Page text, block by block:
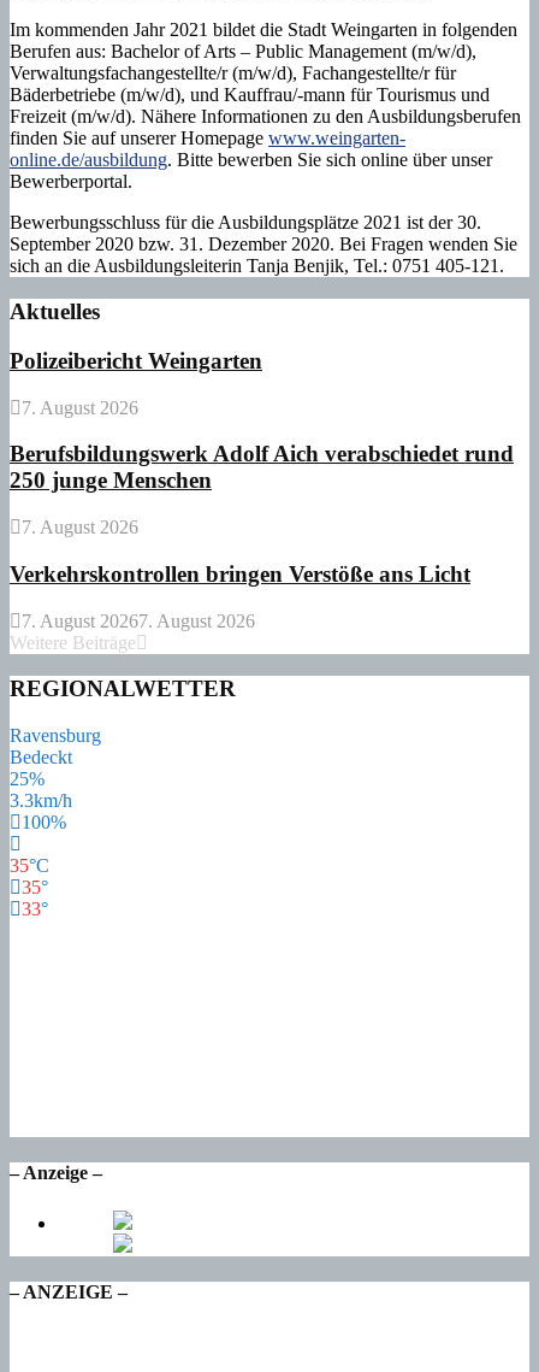
Im kommenden Jahr 2021 bildet die Stadt Weingarten in folgenden
Berufen aus: Bachelor of Arts – Public Management (m/w/d),
Verwaltungsfachangestellte/r (m/w/d), Fachangestellte/r für
Bäderbetriebe (m/w/d), und Kauffrau/-mann für Tourismus und
Freizeit (m/w/d). Nähere Informationen zu den Ausbildungsberufen
finden Sie auf unserer Homepage www.weingarten-
online.de/ausbildung. Bitte bewerben Sie sich online über unser
Bewerberportal.
Bewerbungsschluss für die Ausbildungsplätze 2021 ist der 30.
September 2020 bzw. 31. Dezember 2020. Bei Fragen wenden Sie
sich an die Ausbildungsleiterin Tanja Benjik, Tel.: 0751 405-121.
Aktuelles
Polizeibericht Weingarten
7. August 2026
Berufsbildungswerk Adolf Aich verabschiedet rund
250 junge Menschen
7. August 2026
Verkehrskontrollen bringen Verstöße ans Licht
7. August 20267. August 2026
Weitere Beiträge
REGIONALWETTER
Ravensburg
Bedeckt
25%
3.3km/h
100%
35°C
35°
33°
– Anzeige –
– ANZEIGE –